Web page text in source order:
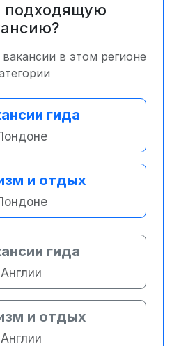
подходящую
в этом регионе
гида
и отдых
гида
и отдых